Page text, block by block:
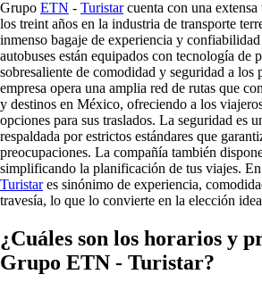
Grupo ETN - Turistarcuenta con una extensa
los treint años en la industria de transporte
inmenso bagaje de experiencia y
autobuses están equipados con tecnología de
sobresaliente de comodidad y seguridad a los
empresa opera una amplia red de rutas que
y destinos en México, ofreciendo a los
opciones para sus traslados. La seguridad es
respaldada por estrictos estándares que
preocupaciones. La compañía también
simplificando la planificación de tus viajes.
Turistares sinónimo de experiencia,
travesía, lo que lo convierte en la elección
¿Cuáles son los horarios y
Grupo ETN - Turistar?